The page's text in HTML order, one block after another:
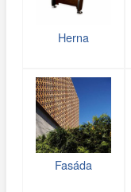
Herna
Fasáda